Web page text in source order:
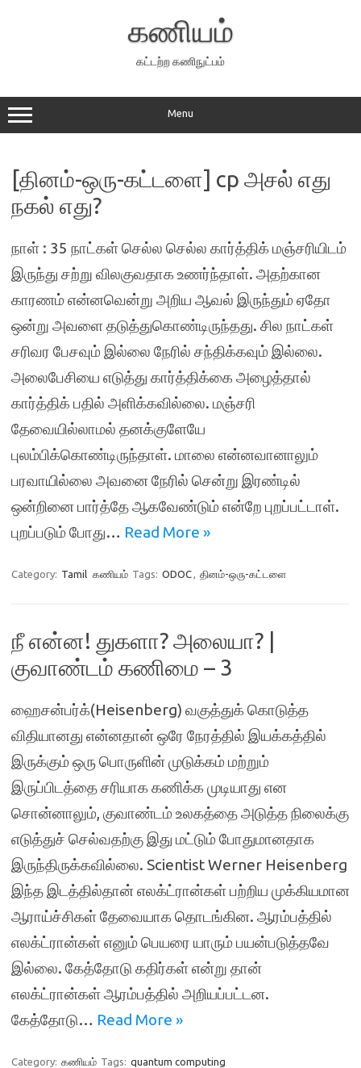
கணியம்
கட்டற்ற கணிநுட்பம்
Menu
[தினம்-ஒரு-கட்டளை] cp அசல் எது
நகல் எது?
நாள் : 35 நாட்கள் செல்ல செல்ல கார்த்திக் மஞ்சரியிடம்
இருந்து சற்று விலகுவதாக உணர்ந்தாள். அதற்கான
காரணம் என்னவென்று அறிய ஆவல் இருந்தும் ஏதோ
ஒன்று அவளை தடுத்துகொண்டிருந்தது. சில நாட்கள்
சரிவர பேசவும் இல்லை நேரில் சந்திக்கவும் இல்லை.
அலைபேசியை எடுத்து கார்த்திக்கை அழைத்தால்
கார்த்திக் பதில் அளிக்கவில்லை. மஞ்சரி
தேவையில்லாமல் தனக்குளேயே
புலம்பிக்கொண்டிருந்தாள். மாலை என்னவானாலும்
பரவாயில்லை அவனை நேரில் சென்று இரண்டில்
ஒன்றினை பார்த்தே ஆகவேண்டும் என்றே புறப்பட்டாள்.
புறப்படும் போது… Read More »
Category: Tamil கணியம் Tags: ODOC, தினம்-ஒரு-கட்டளை
நீ என்ன! துகளா? அலையா? |
குவாண்டம் கணிமை – 3
ஹைசன்பர்க்(Heisenberg) வகுத்துக் கொடுத்த
விதியானது என்னதான் ஒரே நேரத்தில் இயக்கத்தில்
இருக்கும் ஒரு பொருளின் முடுக்கம் மற்றும்
இருப்பிடத்தை சரியாக கணிக்க முடியாது என
சொன்னாலும், குவாண்டம் உலகத்தை அடுத்த நிலைக்கு
எடுத்துச் செல்வதற்கு இது மட்டும் போதுமானதாக
இருந்திருக்கவில்லை. Scientist Werner Heisenberg
இந்த இடத்தில்தான் எலக்ட்ரான்கள் பற்றிய முக்கியமான
ஆராய்ச்சிகள் தேவையாக தொடங்கின. ஆரம்பத்தில்
எலக்ட்ரான்கள் எனும் பெயரை யாரும் பயன்படுத்தவே
இல்லை. கேத்தோடு கதிர்கள் என்று தான்
எலக்ட்ரான்கள் ஆரம்பத்தில் அறியப்பட்டன.
கேத்தோடு… Read More »
Category: கணியம் Tags: quantum computing